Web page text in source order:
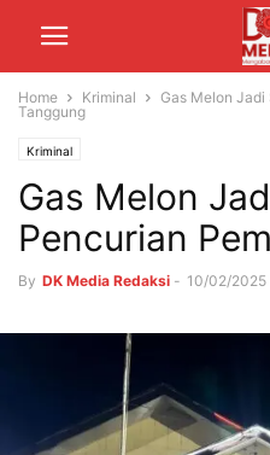
Home Kriminal
Gas Melon Jadi
Tanggung
Kriminal
Gas Melon
Pencurian
By DK Media Redaksi - 10/02/2025